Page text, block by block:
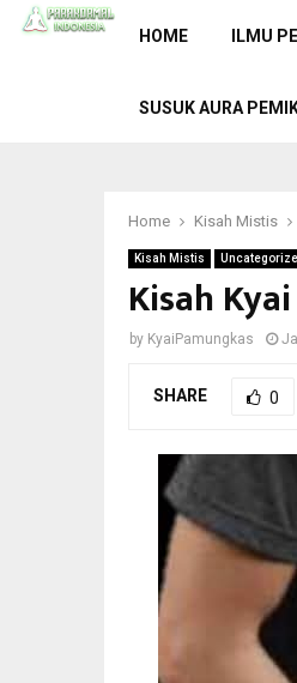
HOME ILMU
SUSUK AURA
Home Kisah Mistis
Kisah Mistis
Kisah
by KyaiPamungkas
SHARE 0